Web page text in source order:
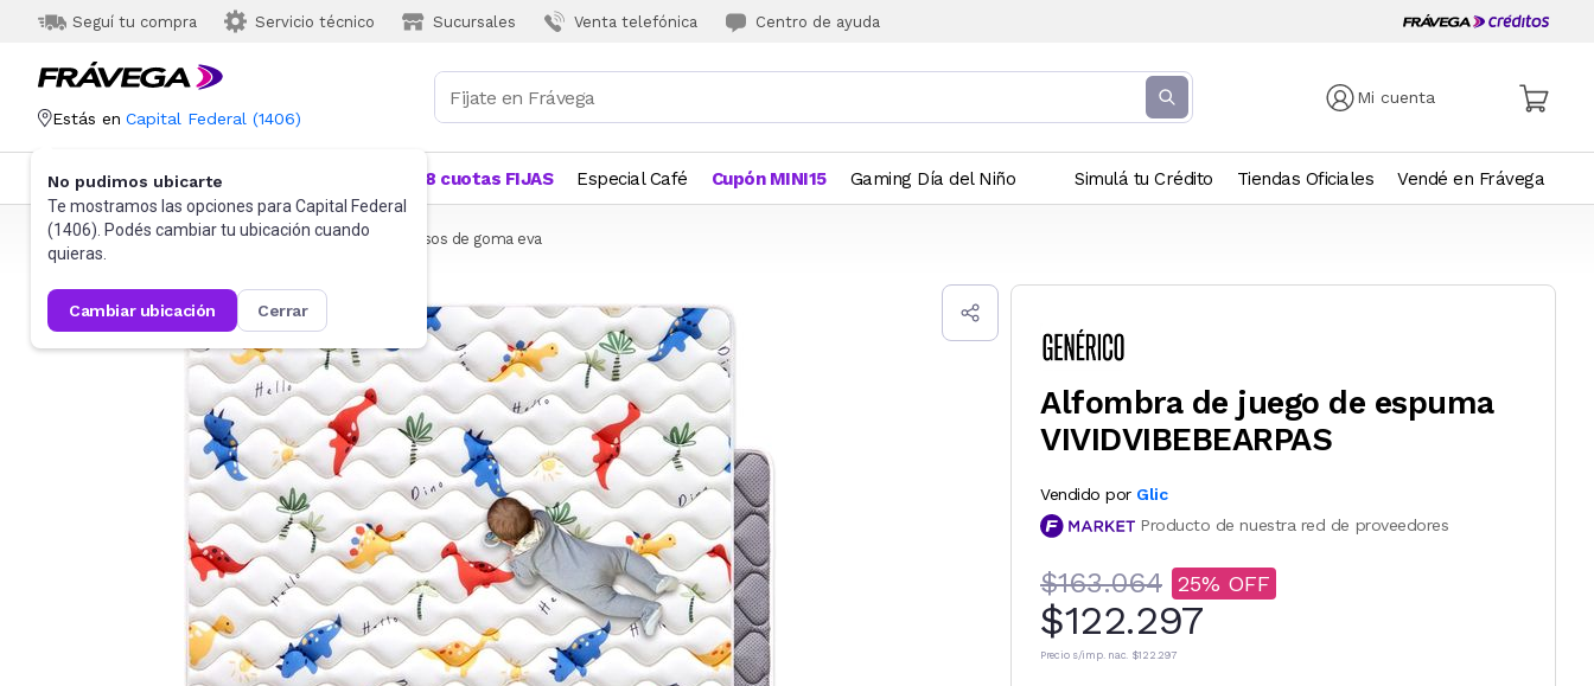
Seguí tu compra Servicio técnico Sucursales Venta telefónica Centro de ayuda
Mi cuenta
Estás en Capital Federal (1406)
No pudimos ubicarte
Te mostramos las opciones para Capital Federal
(1406). Podés cambiar tu ubicación cuando
quieras.
cambiar ubicación cerrar
Categorías Más Vendidos 18 cuotas FIJAS Especial Café Cupón MINI15 Gaming Día del Niño Simulá tu Crédito Tiendas Oficiales Vendé en Frávega
Frávega Bebés y Primera Infancia Seguridad Pisos de goma eva
Alfombra de juego de espuma
VIVIDVIBEBEARPAS
Vendido por Glic
Producto de nuestra red de proveedores
$163.064 25
$122.297
Precio s/imp. nac. $122.297